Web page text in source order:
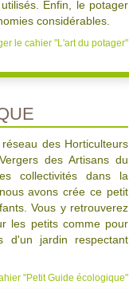
Enfin, le potager
considérables.
le cahier "L'art du potager"
des Horticulteurs
des Artisans du
collectivités dans la
avons crée ce petit
Vous y retrouverez
les petits comme pour
d'un jardin respectant
"Petit Guide écologique"